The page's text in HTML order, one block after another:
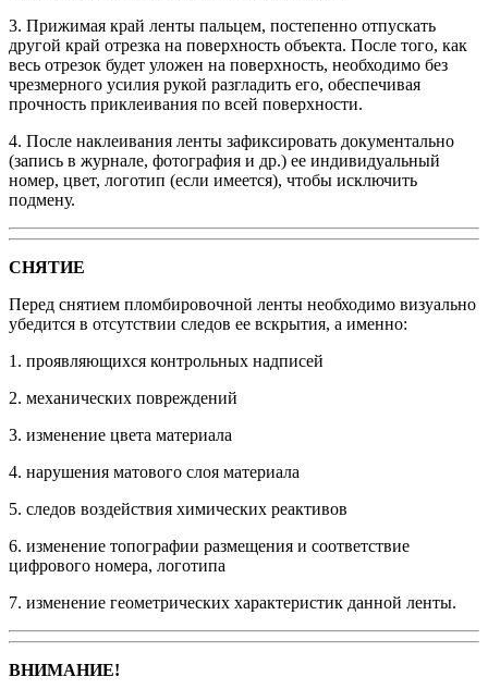
3. Прижимая край ленты пальцем, постепенно отпускать
другой край отрезка на поверхность объекта. После того, как
весь отрезок будет уложен на поверхность, необходимо без
чрезмерного усилия рукой разгладить его, обеспечивая
прочность приклеивания по всей поверхности.
4. После наклеивания ленты зафиксировать документально
(запись в журнале, фотография и др.) ее индивидуальный
номер, цвет, логотип (если имеется), чтобы исключить
подмену.
СНЯТИЕ
Перед снятием пломбировочной ленты необходимо визуально
убедится в отсутствии следов ее вскрытия, а именно:
1. проявляющихся контрольных надписей
2. механических повреждений
3. изменение цвета материала
4. нарушения матового слоя материала
5. следов воздействия химических реактивов
6. изменение топографии размещения и соответствие
цифрового номера, логотипа
7. изменение геометрических характеристик данной ленты.
ВНИМАНИЕ!